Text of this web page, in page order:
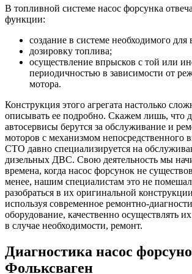
В топливной системе насос форсунка
функции:
создание в системе необходимого для
дозировку топлива;
осуществление впрысков с той или
периодичностью в зависимости от
мотора.
Конструкция этого агрегата настолько
описывать ее подробно. Скажем лишь, что
автосервисы берутся за обслуживание и
моторов с механизмом непосредственного
СТО давно специализируется на
дизельных ДВС. Свою деятельность мы
времена, когда насос форсунок не
менее, нашим специалистам это не
разобраться в их оригинальной
используя современное ремонтно-
оборудование, качественно осуществлять
в случае необходимости, ремонт.
Диагностика насос
Фольксваген